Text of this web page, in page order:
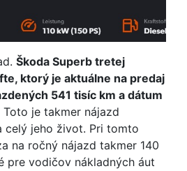
Škoda Superb tretej
ktorý je aktuálne na predaj
541 tisíc km a dátum
Toto je takmer nájazd
celý jeho život. Pri tomto
na ročný nájazd takmer 140
pre vodičov nákladných áut